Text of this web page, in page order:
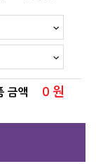
금액 0 원